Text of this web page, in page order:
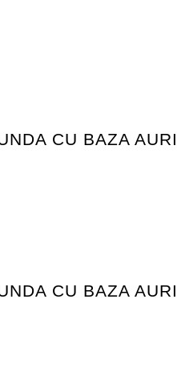
CU BAZA
CU BAZA